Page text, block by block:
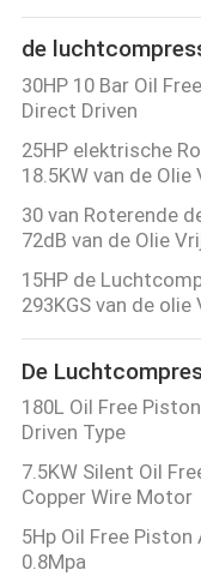
de
30HP 10 Bar Oil
Direct Driven
25HP elektrische
18.5KW van de
30 van Roterende
72dB van de Olie
15HP de
293KGS van de
De
180L Oil Free
Driven Type
7.5KW Silent Oil
Copper Wire Motor
5Hp Oil Free
0.8Mpa